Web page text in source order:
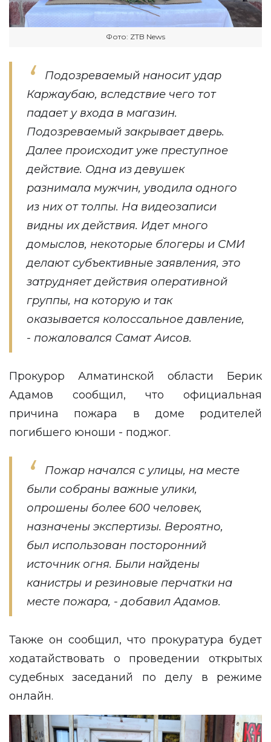
Фото: ZTB News
Подозреваемый наносит удар
Каржаубаю, вследствие чего тот
падает у входа в магазин.
Подозреваемый закрывает дверь.
Далее происходит уже преступное
действие. Одна из девушек
разнимала мужчин, уводила одного
из них от толпы. На видеозаписи
видны их действия. Идет много
домыслов, некоторые блогеры и СМИ
делают субъективные заявления, это
затрудняет действия оперативной
группы, на которую и так
оказывается колоссальное давление,
- пожаловался Самат Аисов.
Прокурор Алматинской области Берик
Адамов сообщил, что официальная
причина пожара в доме родителей
погибшего юноши - поджог.
Пожар начался с улицы, на месте
были собраны важные улики,
опрошены более 600 человек,
назначены экспертизы. Вероятно,
был использован посторонний
источник огня. Были найдены
канистры и резиновые перчатки на
месте пожара, - добавил Адамов.
Также он сообщил, что прокуратура будет
ходатайствовать о проведении открытых
судебных заседаний по делу в режиме
онлайн.